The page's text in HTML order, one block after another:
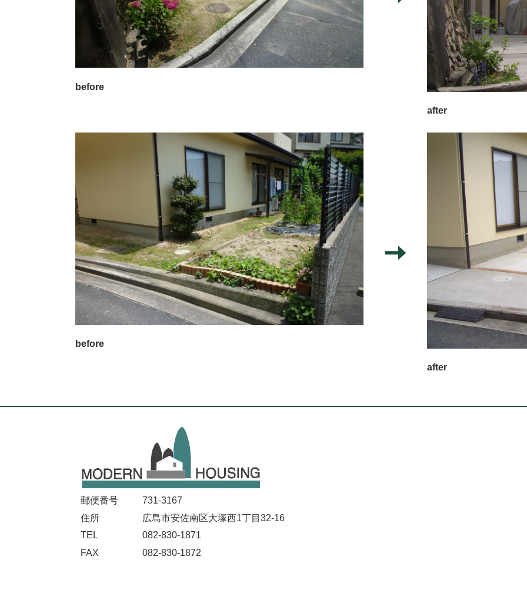
before
after
before
after
郵便番号
731-3167
住所
広島市安佐南区大塚西1丁目32-16
TEL
082-830-1871
FAX
082-830-1872